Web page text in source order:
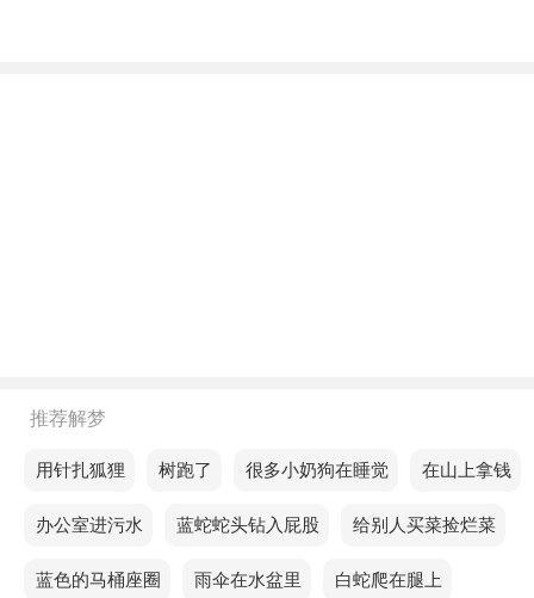
不同的人梦见自己拿符把鬼击退预示着什么？
单身的人梦见自己拿符把鬼击退，预示你将外出游
切都会顺利。
推荐解梦
梦见用针扎狐狸梦见树跑了 梦见很多小奶狗在睡觉梦见在山上拿钱
梦见办公室进污水梦见蓝蛇蛇头钻入屁股梦见给别人买菜捡烂菜
梦见蓝色的马桶座圈梦见雨伞在水盆里 梦见白蛇爬在腿上